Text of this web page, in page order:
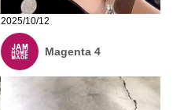
2025/10/12
Magenta 4